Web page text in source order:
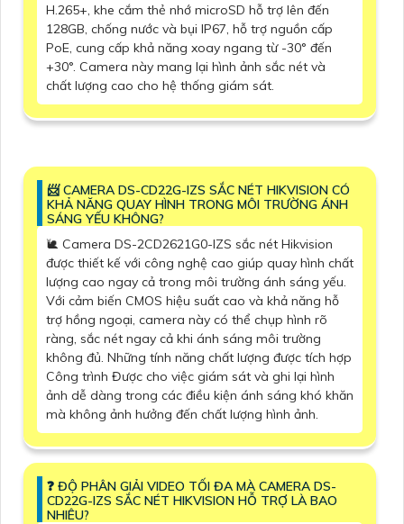
H.265+, khe cắm thẻ nhớ microSD hỗ trợ lên đến
128GB, chống nước và bụi IP67, hỗ trợ nguồn cấp
PoE, cung cấp khả năng xoay ngang từ -30° đến
+30°. Camera này mang lại hình ảnh sắc nét và
chất lượng cao cho hệ thống giám sát.
📨 CAMERA DS-CD22G-IZS SẮC NÉT HIKVISION CÓ
KHẢ NĂNG QUAY HÌNH TRONG MÔI TRƯỜNG ÁNH
SÁNG YẾU KHÔNG?
🐌 Camera DS-2CD2621G0-IZS sắc nét Hikvision
được thiết kế với công nghệ cao giúp quay hình chất
lượng cao ngay cả trong môi trường ánh sáng yếu.
Với cảm biến CMOS hiệu suất cao và khả năng hỗ
trợ hồng ngoại, camera này có thể chụp hình rõ
ràng, sắc nét ngay cả khi ánh sáng môi trường
không đủ. Những tính năng chất lượng được tích hợp
Công trình Được cho việc giám sát và ghi lại hình
ảnh dễ dàng trong các điều kiện ánh sáng khó khăn
mà không ảnh hưởng đến chất lượng hình ảnh.
❓ ĐỘ PHÂN GIẢI VIDEO TỐI ĐA MÀ CAMERA DS-
CD22G-IZS SẮC NÉT HIKVISION HỖ TRỢ LÀ BAO
NHIÊU?